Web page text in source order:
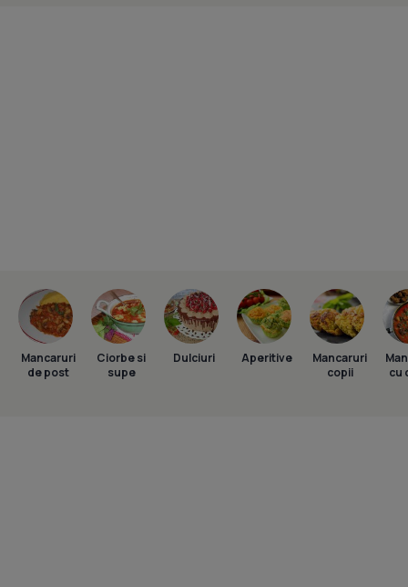
Mancaruri
de post
Ciorbe si
supe
Dulciuri Aperitive
Mancaruri
copii
cu